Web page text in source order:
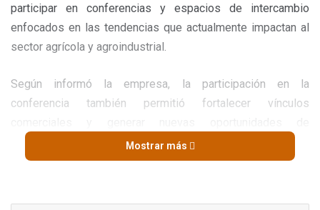
participar en conferencias y espacios de intercambio
enfocados en las tendencias que actualmente impactan al
sector agrícola y agroindustrial.
Según informó la empresa, la participación en la
conferencia también permitió fortalecer vínculos
colaboración dentro de la cadena agroexportadora.
Mostrar más